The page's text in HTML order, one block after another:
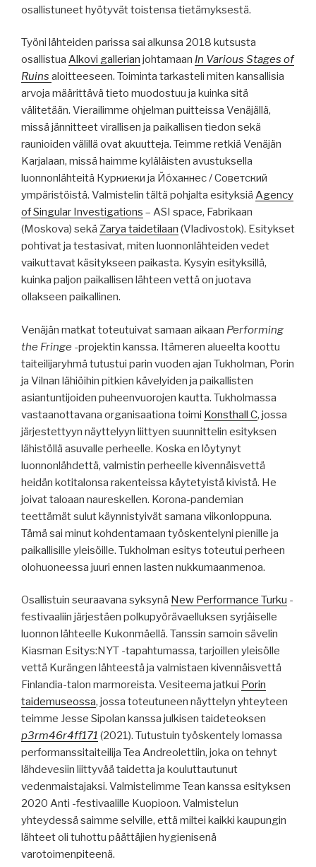
osallistuneet hyötyvät toistensa tietämyksestä.
Työni lähteiden parissa sai alkunsa 2018 kutsusta
osallistua Alkovi gallerian johtamaan In Various Stages of
Ruins aloitteeseen. Toiminta tarkasteli miten kansallisia
arvoja määrittävä tieto muodostuu ja kuinka sitä
välitetään. Vierailimme ohjelman puitteissa Venäjällä,
missä jännitteet virallisen ja paikallisen tiedon sekä
raunioiden välillä ovat akuutteja. Teimme retkiä Venäjän
Karjalaan, missä haimme kyläläisten avustuksella
luonnonlähteitä Куркиеки ja Йо́ханнес / Советский
ympäristöistä. Valmistelin tältä pohjalta esityksiä Agency
of Singular Investigations – ASI space, Fabrikaan
(Moskova) sekä Zarya taidetilaan (Vladivostok). Esitykset
pohtivat ja testasivat, miten luonnonlähteiden vedet
vaikuttavat käsitykseen paikasta. Kysyin esityksillä,
kuinka paljon paikallisen lähteen vettä on juotava
ollakseen paikallinen.
Venäjän matkat toteutuivat samaan aikaan Performing
the Fringe -projektin kanssa. Itämeren alueelta koottu
taiteilijaryhmä tutustui parin vuoden ajan Tukholman, Porin
ja Vilnan lähiöihin pitkien kävelyiden ja paikallisten
asiantuntijoiden puheenvuorojen kautta. Tukholmassa
vastaanottavana organisaationa toimi Konsthall C, jossa
järjestettyyn näyttelyyn liittyen suunnittelin esityksen
lähistöllä asuvalle perheelle. Koska en löytynyt
luonnonlähdettä, valmistin perheelle kivennäisvettä
heidän kotitalonsa rakenteissa käytetyistä kivistä. He
joivat taloaan naureskellen. Korona-pandemian
teettämät sulut käynnistyivät samana viikonloppuna.
Tämä sai minut kohdentamaan työskentelyni pienille ja
paikallisille yleisöille. Tukholman esitys toteutui perheen
olohuoneessa juuri ennen lasten nukkumaanmenoa.
Osallistuin seuraavana syksynä New Performance Turku -
festivaaliin järjestäen polkupyörävaelluksen syrjäiselle
luonnon lähteelle Kukonmäellä. Tanssin samoin sävelin
Kiasman Esitys:NYT -tapahtumassa, tarjoillen yleisölle
vettä Kurängen lähteestä ja valmistaen kivennäisvettä
Finlandia-talon marmoreista. Vesiteema jatkui Porin
taidemuseossa, jossa toteutuneen näyttelyn yhteyteen
teimme Jesse Sipolan kanssa julkisen taideteoksen
p3rm46r4ff171 (2021). Tutustuin työskentely lomassa
performanssitaiteilija Tea Andreolettiin, joka on tehnyt
lähdevesiin liittyvää taidetta ja kouluttautunut
vedenmaistajaksi. Valmistelimme Tean kanssa esityksen
2020 Anti -festivaalille Kuopioon. Valmistelun
yhteydessä saimme selville, että miltei kaikki kaupungin
lähteet oli tuhottu päättäjien hygienisenä
varotoimenpiteenä.